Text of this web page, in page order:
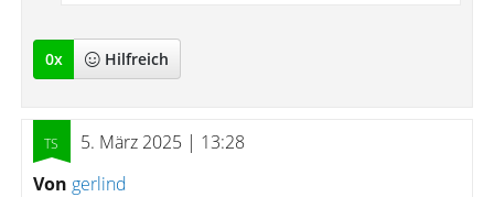
0x Hilfreich
5. März 2025 | 13:28
Von gerlind